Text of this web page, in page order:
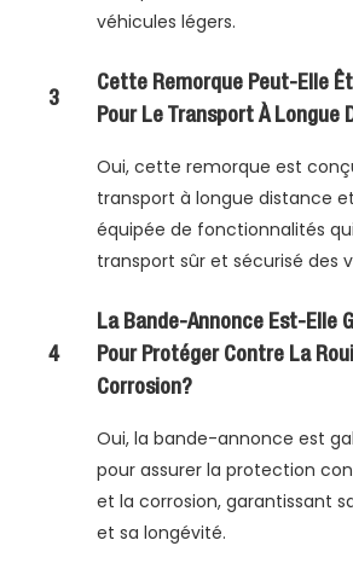
véhicules légers.
3
Cette Remorque Peut-Elle
Pour Le Transport À Longue
Oui, cette remorque est
transport à longue distance
équipée de fonctionnalités
transport sûr et sécurisé des
4
La Bande-Annonce Est-Elle
Pour Protéger Contre La
Corrosion?
Oui, la bande-annonce est
pour assurer la protection
et la corrosion, garantissant
et sa longévité.